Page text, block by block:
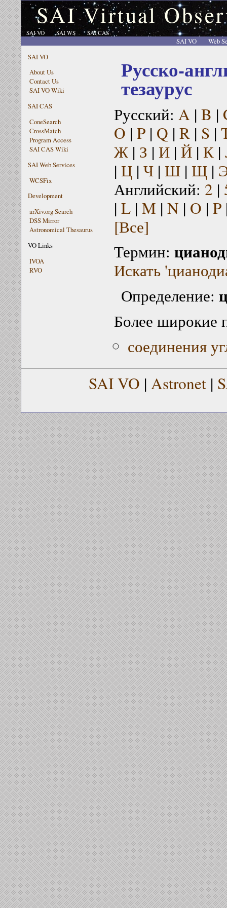
SAI Virtual
SAI VO SAI WS SAI CAS
SAI VO
Web
SAI VO
About Us
Contact Us
SAI VO Wiki
SAI CAS
ConeSearch
CrossMatch
Program Access
SAI CAS Wiki
SAI Web Services
WCSFix
Development
arXiv.org Search
DSS Mirror
Astronomical Thesaurus
VO Links
IVOA
RVO
Русско-
тезаурус
Русский: A | B |
O | P| Q | R| S |
Ж| З | И| Й| К|
| Ц| Ч| Ш| Щ|
Английский: 2 |
| L| M | N | O | P
[Все]
Термин:
Искать
Определение:
Более широкие
соединения
SAI VO | Astronet |